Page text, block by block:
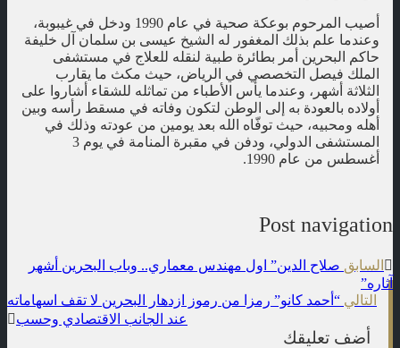
أصيب المرحوم بوعكة صحية في عام 1990 ودخل في غيبوبة،
وعندما علم بذلك المغفور له الشيخ عيسى بن سلمان آل خليفة
حاكم البحرين أمر بطائرة طبية لنقله للعلاج في مستشفى
الملك فيصل التخصصي في الرياض، حيث مكث ما يقارب
الثلاثة أشهر، وعندما يأس الأطباء من تماثله للشقاء أشاروا على
أولاده بالعودة به إلى الوطن لتكون وفاته في مسقط رأسه وبين
أهله ومحبيه، حيث توفّاه الله بعد يومين من عودته وذلك في
المستشفى الدولي، ودفن في مقبرة المنامة في يوم 3
أغسطس من عام 1990.
Post navigation
السابق صلاح الدين” اول مهندس معماري.. وباب البحرين أشهر
آثاره”
التالي “أحمد كانو” رمزا من رموز ازدهار البحرين لا تقف اسهاماته
عند الجانب الاقتصادي وحسب
أضف تعليقك